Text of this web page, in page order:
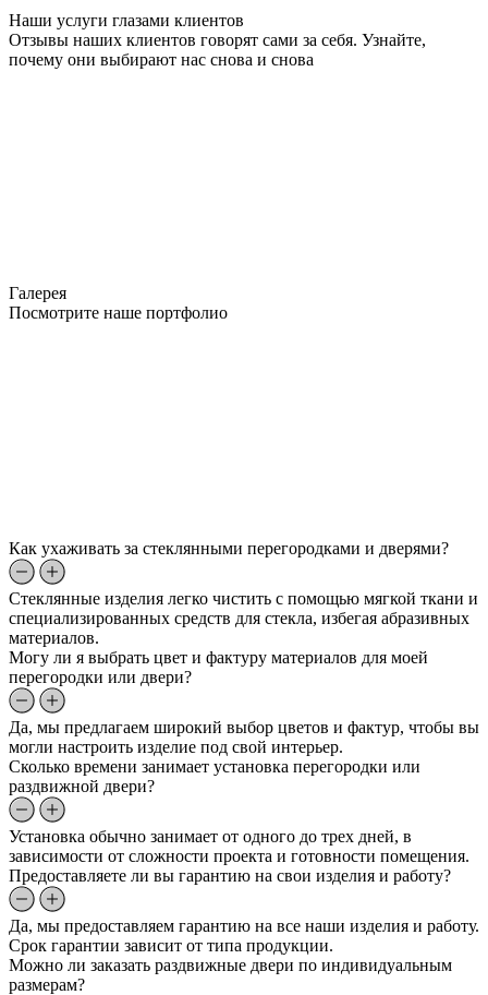
Наши услуги глазами клиентов
Отзывы наших клиентов говорят сами за себя. Узнайте,
почему они выбирают нас снова и снова
Галерея
Посмотрите наше портфолио
Как ухаживать за стеклянными перегородками и дверями?
Стеклянные изделия легко чистить с помощью мягкой ткани и
специализированных средств для стекла, избегая абразивных
материалов.
Могу ли я выбрать цвет и фактуру материалов для моей
перегородки или двери?
Да, мы предлагаем широкий выбор цветов и фактур, чтобы вы
могли настроить изделие под свой интерьер.
Сколько времени занимает установка перегородки или
раздвижной двери?
Установка обычно занимает от одного до трех дней, в
зависимости от сложности проекта и готовности помещения.
Предоставляете ли вы гарантию на свои изделия и работу?
Да, мы предоставляем гарантию на все наши изделия и работу.
Срок гарантии зависит от типа продукции.
Можно ли заказать раздвижные двери по индивидуальным
размерам?